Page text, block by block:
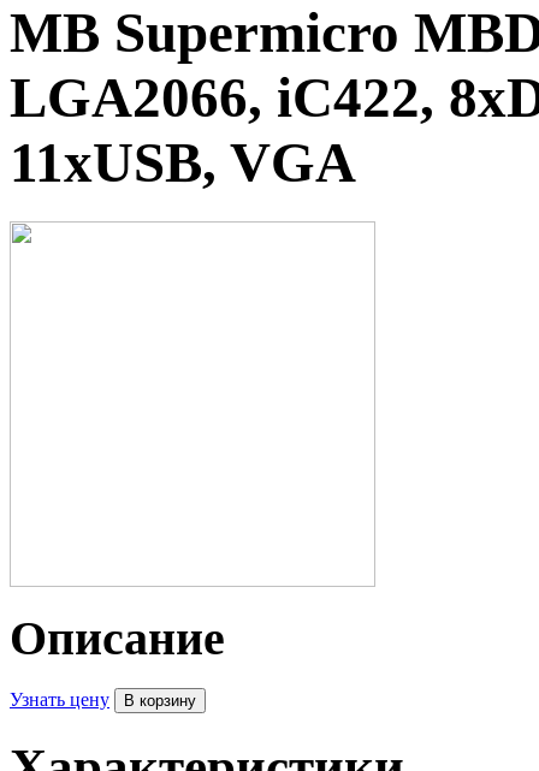
MB Supermicro
LGA2066, iC422,
11xUSB, VGA
Описание
Узнать цену